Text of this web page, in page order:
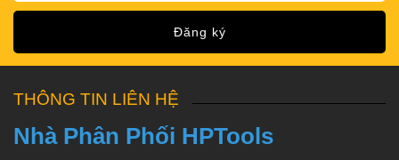
Đăng ký
THÔNG TIN LIÊN HỆ
Nhà Phân Phối HPTools